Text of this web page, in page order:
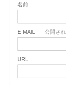
名前
E-MAIL - 公開さ
URL